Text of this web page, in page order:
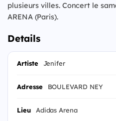
plusieurs villes. Concert le
ARENA (Paris).
Details
Artiste Jenifer
Adresse BOULEVARD NEY
Lieu Adidas Arena